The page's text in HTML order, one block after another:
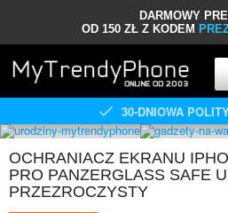
DARMOWY
OD 150 ZŁ Z KODEM
30-DNIOWA
OCHRANIACZ EKRANU
PRO PANZERGLASS SAFE
PRZEZROCZYSTY